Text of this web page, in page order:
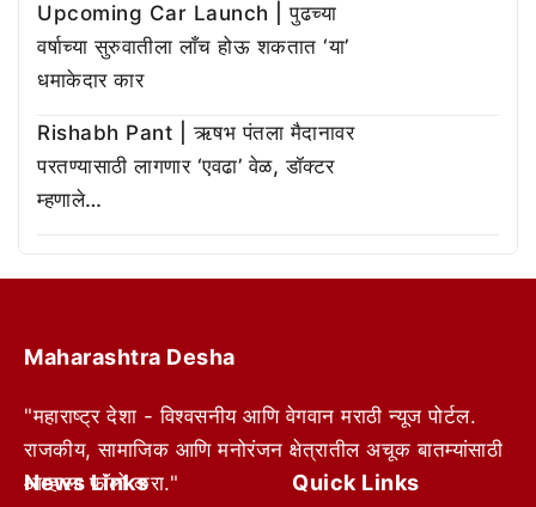
Upcoming Car Launch | पुढच्या
वर्षाच्या सुरुवातीला लाँच होऊ शकतात ‘या’
धमाकेदार कार
Rishabh Pant | ऋषभ पंतला मैदानावर
परतण्यासाठी लागणार ‘एवढा’ वेळ, डॉक्टर
म्हणाले…
Maharashtra Desha
"महाराष्ट्र देशा - विश्वसनीय आणि वेगवान मराठी न्यूज पोर्टल.
राजकीय, सामाजिक आणि मनोरंजन क्षेत्रातील अचूक बातम्यांसाठी
आम्हाला फॉलो करा."
News Links Quick Links